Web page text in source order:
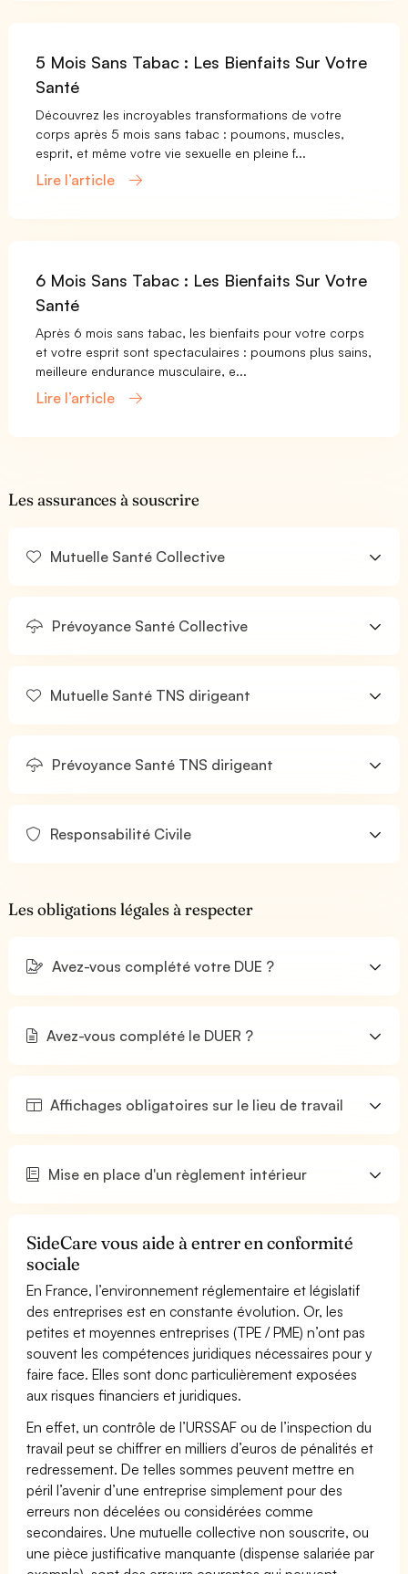
5 Mois Sans Tabac : Les Bienfaits Sur Votre
Santé
Découvrez les incroyables transformations de votre
corps après 5 mois sans tabac : poumons, muscles,
esprit, et même votre vie sexuelle en pleine f...
Lire l’article
6 Mois Sans Tabac : Les Bienfaits Sur Votre
Santé
Après 6 mois sans tabac, les bienfaits pour votre corps
et votre esprit sont spectaculaires : poumons plus sains,
meilleure endurance musculaire, e...
Lire l’article
Les assurances à souscrire
Mutuelle Santé Collective
Prévoyance Santé Collective
Mutuelle Santé TNS dirigeant
Prévoyance Santé TNS dirigeant
Responsabilité Civile
Les obligations légales à respecter
Avez-vous complété votre DUE ?
Avez-vous complété le DUER ?
Affichages obligatoires sur le lieu de travail
Mise en place d'un règlement intérieur
SideCare vous aide à entrer en conformité
sociale
En France, l’environnement réglementaire et législatif
des entreprises est en constante évolution. Or, les
petites et moyennes entreprises (TPE / PME) n’ont pas
souvent les compétences juridiques nécessaires pour y
faire face. Elles sont donc particulièrement exposées
aux risques financiers et juridiques.
En effet, un contrôle de l’URSSAF ou de l’inspection du
travail peut se chiffrer en milliers d’euros de pénalités et
redressement. De telles sommes peuvent mettre en
péril l’avenir d’une entreprise simplement pour des
erreurs non décelées ou considérées comme
secondaires. Une mutuelle collective non souscrite, ou
une pièce justificative manquante (dispense salariée par